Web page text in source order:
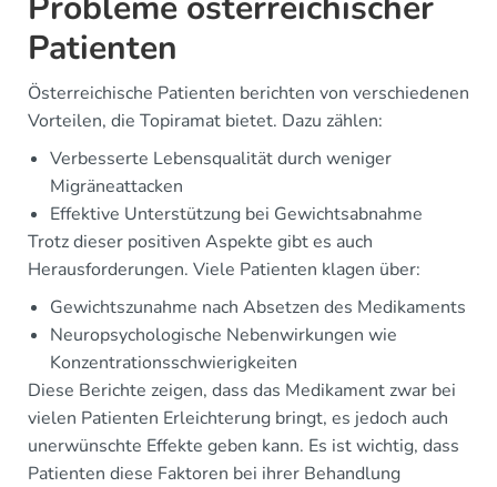
Patienten
Österreichische Patienten berichten von verschiedenen
Vorteilen, die Topiramat bietet. Dazu zählen:
Verbesserte Lebensqualität durch weniger
Migräneattacken
Effektive Unterstützung bei Gewichtsabnahme
Trotz dieser positiven Aspekte gibt es auch
Herausforderungen. Viele Patienten klagen über:
Gewichtszunahme nach Absetzen des Medikaments
Neuropsychologische Nebenwirkungen wie
Konzentrationsschwierigkeiten
Diese Berichte zeigen, dass das Medikament zwar bei
vielen Patienten Erleichterung bringt, es jedoch auch
unerwünschte Effekte geben kann. Es ist wichtig, dass
Patienten diese Faktoren bei ihrer Behandlung